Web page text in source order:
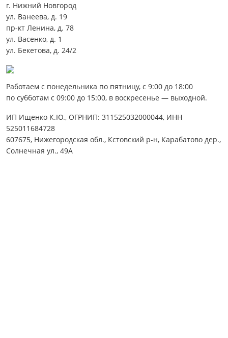
г. Нижний Новгород
ул. Ванеева, д. 19
пр-кт Ленина, д. 78
ул. Васенко, д. 1
ул. Бекетова, д. 24/2
Работаем с понедельника по пятницу, с 9:00 до 18:00
по субботам с 09:00 до 15:00, в воскресенье — выходной.
ИП Ищенко К.Ю., ОГРНИП: 311525032000044, ИНН
525011684728
607675, Нижегородская обл., Кстовский р-н, Карабатово дер.,
Солнечная ул., 49А